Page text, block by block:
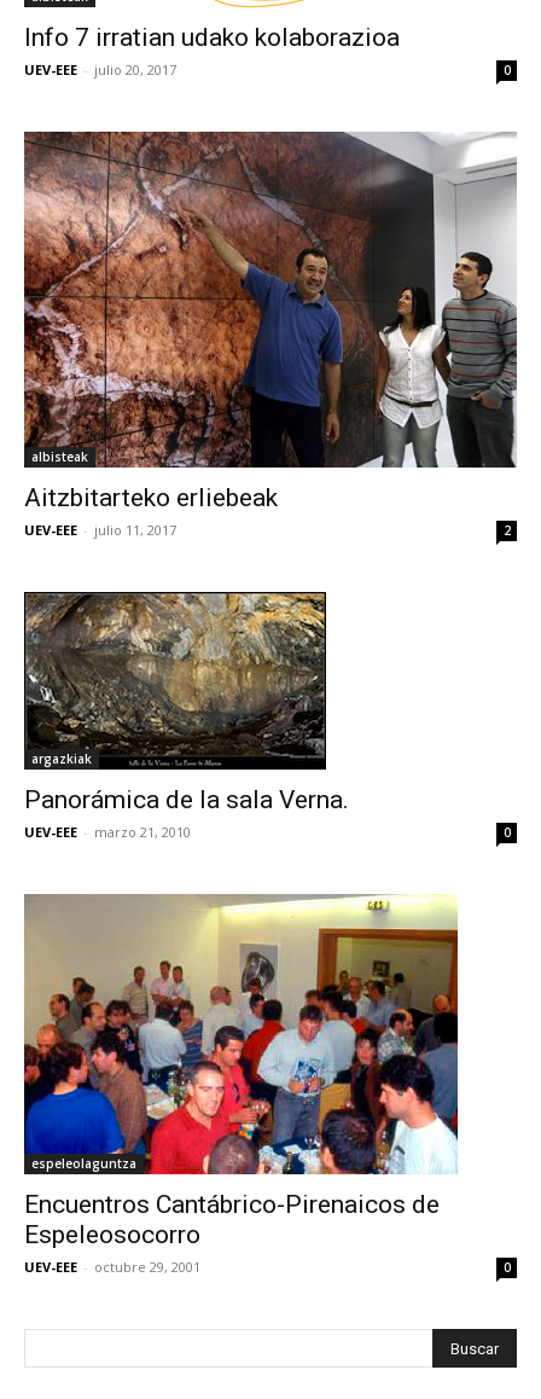
Info 7 irratian udako kolaborazioa
UEV-EEE - julio 20, 2017 0
albisteak
Aitzbitarteko erliebeak
UEV-EEE - julio 11, 2017 2
argazkiak
Panorámica de la sala Verna.
UEV-EEE - marzo 21, 2010 0
espeleolaguntza
Encuentros Cantábrico-Pirenaicos de
Espeleosocorro
UEV-EEE - octubre 29, 2001 0